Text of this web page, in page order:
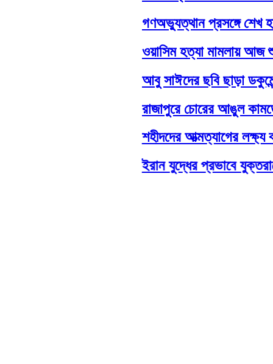
গণঅভ্যুত্থান প্রসঙ্গে শেখ
ওয়াসিম হত্যা মামলায় আজ শুরু
আবু সাঈদের ছবি ছাড়া
রাজাপুরে চোরের আঙুল কামড়ে
শহীদদের আত্মত্যাগের লক্ষ্য
ইরান যুদ্ধের প্রভাবে